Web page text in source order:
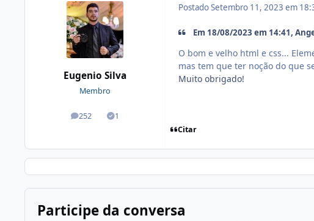
Eugenio Silva
Membro
252
posts 1
Soluções
PostadoSetembro 11, 2023 em
Em 18/08/2023 em 14:41,
O bom e velho html e css...
mas tem que ter noção do que
Muito obrigado!
Citar
Participe da conversa